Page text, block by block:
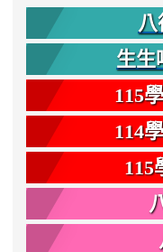
生生
115
114
115